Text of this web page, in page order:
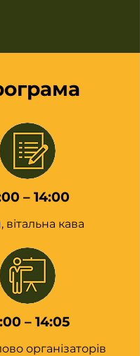
– 14:00
вітальна кава
– 14:05
організаторів